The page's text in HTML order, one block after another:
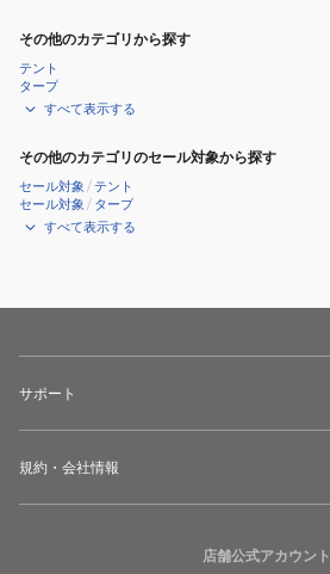
その他のカテゴリから探す
テント
タープ
すべて表示する
その他のカテゴリのセール対象から探す
セール対象 /テント
セール対象 / タープ
すべて表示する
サポート
規約・会社情報
店舗公式アカウント